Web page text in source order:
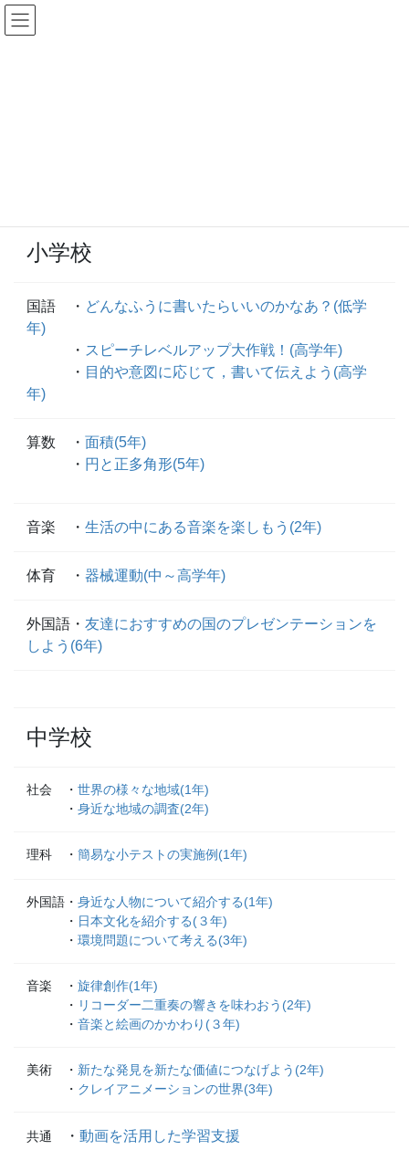
コ
ン
ナ
ビ
小学校
国語 ・ どんなふうに書いたらいいのかなあ？(低学
年)
・ スピーチレベルアップ大作戦！(高学年)
・ 目的や意図に応じて，書いて伝えよう(高学
年)
算数 ・ 面積(5年)
・ 円と正多角形(5年)
音楽 ・ 生活の中にある音楽を楽しもう(2年)
体育 ・ 器械運動(中～高学年)
外国語 ・ 友達におすすめの国のプレゼンテーションを
しよう(6年)
中学校
社会 ・ 世界の様々な地域(1年)
・ 身近な地域の調査(2年)
理科 ・ 簡易な小テストの実施例(1年)
外国語・ 身近な人物について紹介する(1年)
・ 日本文化を紹介する(３年)
・ 環境問題について考える(3年)
音楽 ・ 旋律創作(1年)
・ リコーダー二重奏の響きを味わおう(2年)
・ 音楽と絵画のかかわり(３年)
美術 ・ 新たな発見を新たな価値につなげよう(2年)
・ クレイアニメーションの世界(3年)
共通 ・ 動画を活用した学習支援